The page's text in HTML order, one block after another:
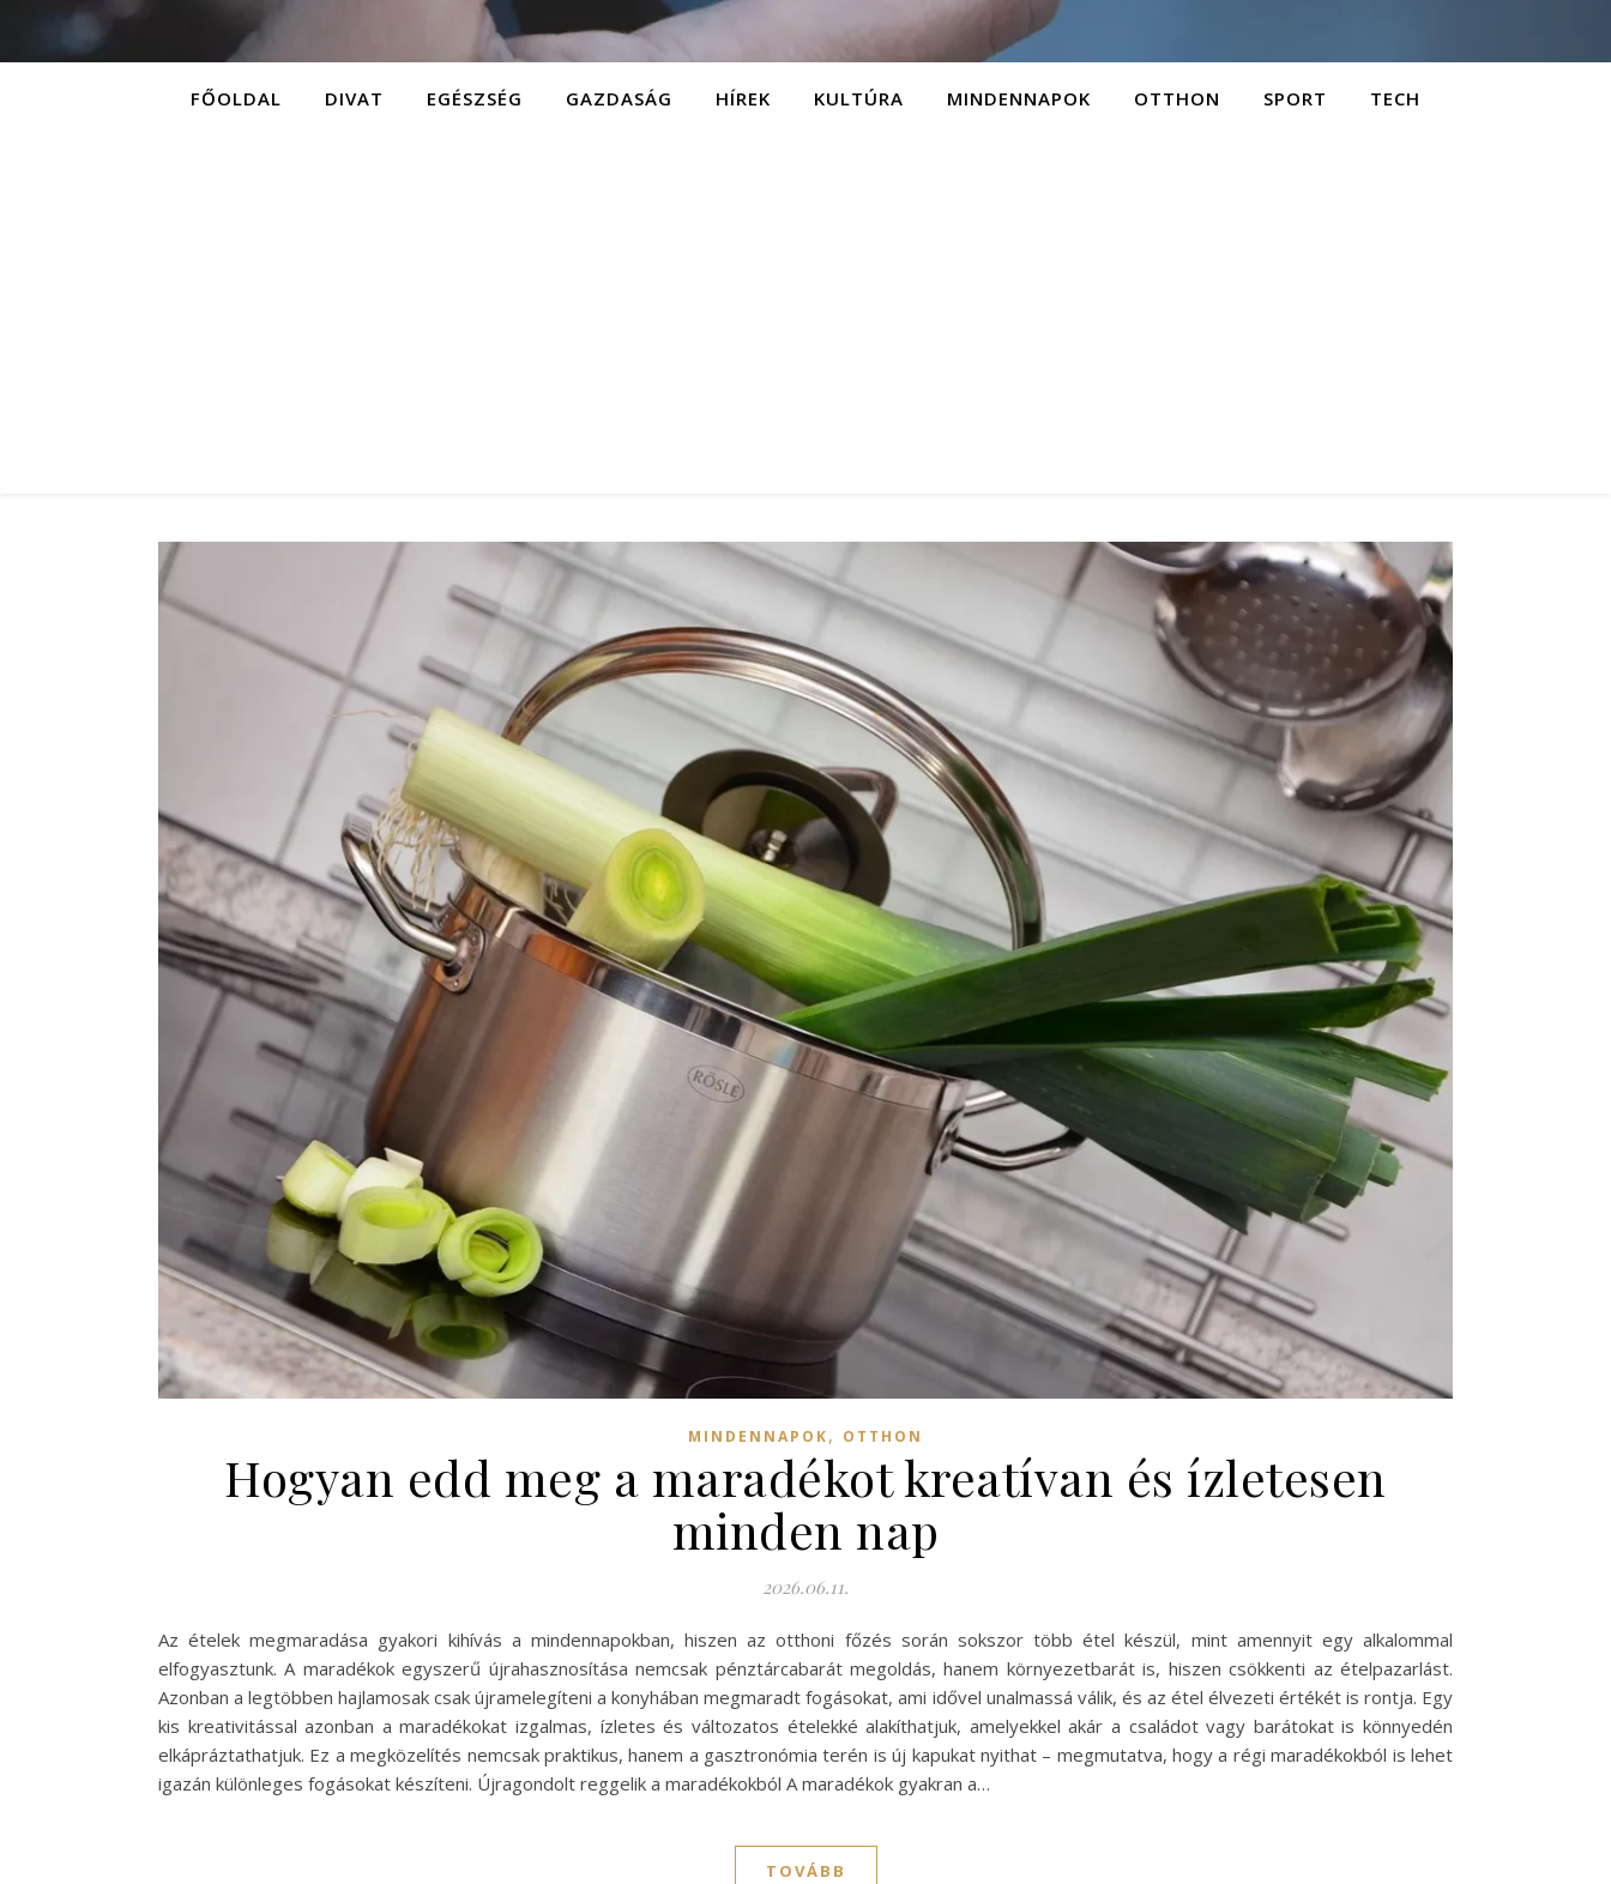
FŐOLDAL DIVAT EGÉSZSÉG GAZDASÁG HÍREK KULTÚRA MINDENNAPOK OTTHON SPORT TECH
MINDENNAPOK, OTTHON
Hogyan edd meg a maradékot kreatívan és ízletesen
minden nap
2026.06.11.
Az ételek megmaradása gyakori kihívás a mindennapokban, hiszen az otthoni főzés során sokszor több étel készül, mint amennyit egy alkalommal
elfogyasztunk. A maradékok egyszerű újrahasznosítása nemcsak pénztárcabarát megoldás, hanem környezetbarát is, hiszen csökkenti az ételpazarlást.
Azonban a legtöbben hajlamosak csak újramelegíteni a konyhában megmaradt fogásokat, ami idővel unalmassá válik, és az étel élvezeti értékét is rontja. Egy
kis kreativitással azonban a maradékokat izgalmas, ízletes és változatos ételekké alakíthatjuk, amelyekkel akár a családot vagy barátokat is könnyedén
elkápráztathatjuk. Ez a megközelítés nemcsak praktikus, hanem a gasztronómia terén is új kapukat nyithat – megmutatva, hogy a régi maradékokból is lehet
igazán különleges fogásokat készíteni. Újragondolt reggelik a maradékokból A maradékok gyakran a…
TOVÁBB